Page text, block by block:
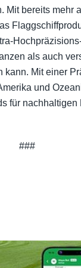
Mit bereits mehr
als auch
kann. Mit einer
und
für nachhaltigen
###